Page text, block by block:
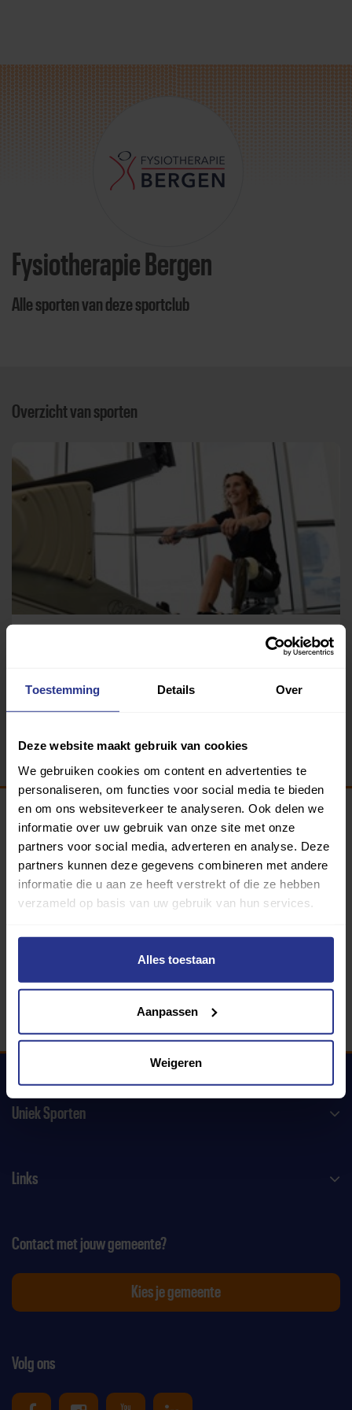
Toestemming Details Over
Deze website maakt gebruik van cookies
We gebruiken cookies om content en advertenties te
personaliseren, om functies voor social media te bieden
en om ons websiteverkeer te analyseren. Ook delen we
informatie over uw gebruik van onze site met onze
partners voor social media, adverteren en analyse. Deze
partners kunnen deze gegevens combineren met andere
informatie die u aan ze heeft verstrekt of die ze hebben
verzameld op basis van uw gebruik van hun services.
Alles toestaan
Aanpassen
Weigeren
Fysiotherapie Bergen
Alle sporten van deze sportclub
Overzicht van sporten
Programma van:
340 gemeenten
Uniek Sporten
Links
Volg ons
Contact met jouw gemeente?
Kies je gemeente